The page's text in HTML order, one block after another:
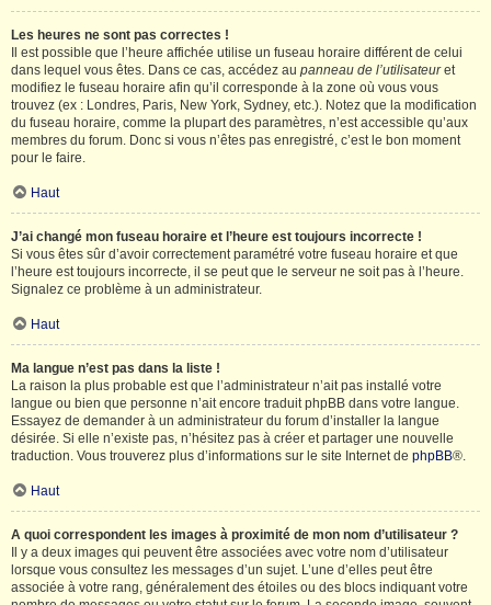
Les heures ne sont pas correctes !
Il est possible que l’heure affichée utilise un fuseau horaire différent de celui
dans lequel vous êtes. Dans ce cas, accédez au panneau de l’utilisateuret
modifiez le fuseau horaire afin qu’il corresponde à la zone où vous vous
trouvez (ex : Londres, Paris, New York, Sydney, etc.). Notez que la modification
du fuseau horaire, comme la plupart des paramètres, n’est accessible qu’aux
membres du forum. Donc si vous n’êtes pas enregistré, c’est le bon moment
pour le faire.
Haut
J’ai changé mon fuseau horaire et l’heure est toujours incorrecte !
Si vous êtes sûr d’avoir correctement paramétré votre fuseau horaire et que
l’heure est toujours incorrecte, il se peut que le serveur ne soit pas à l’heure.
Signalez ce problème à un administrateur.
Haut
Ma langue n’est pas dans la liste !
La raison la plus probable est que l’administrateur n’ait pas installé votre
langue ou bien que personne n’ait encore traduit phpBB dans votre langue.
Essayez de demander à un administrateur du forum d’installer la langue
désirée. Si elle n’existe pas, n’hésitez pas à créer et partager une nouvelle
traduction. Vous trouverez plus d’informations sur le site Internet de phpBB®.
Haut
A quoi correspondent les images à proximité de mon nom d’utilisateur ?
Il y a deux images qui peuvent être associées avec votre nom d’utilisateur
lorsque vous consultez les messages d’un sujet. L’une d’elles peut être
associée à votre rang, généralement des étoiles ou des blocs indiquant votre